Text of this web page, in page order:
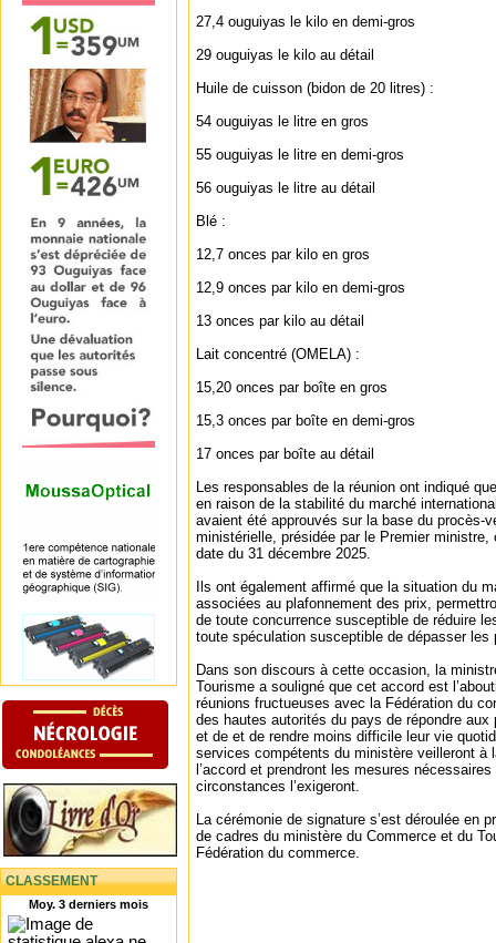
CLASSEMENT
Moy. 3 derniers mois
27,4 ouguiyas le kilo en demi-gros
29 ouguiyas le kilo au détail
Huile de cuisson (bidon de 20 litres) :
54 ouguiyas le litre en gros
55 ouguiyas le litre en demi-gros
56 ouguiyas le litre au détail
Blé :
12,7 onces par kilo en gros
12,9 onces par kilo en demi-gros
13 onces par kilo au détail
Lait concentré (OMELA) :
15,20 onces par boîte en gros
15,3 onces par boîte en demi-gros
17 onces par boîte au détail
Les responsables de la réunion ont indiqué
en raison de la stabilité du marché
avaient été approuvés sur la base du procès-
ministérielle, présidée par le Premier
date du 31 décembre 2025.
Ils ont également affirmé que la situation du
associées au plafonnement des prix,
de toute concurrence susceptible de réduire
toute spéculation susceptible de dépasser les
Dans son discours à cette occasion, la
Tourisme a souligné que cet accord est
réunions fructueuses avec la Fédération du
des hautes autorités du pays de répondre
et de et de rendre moins difficile leur vie
services compétents du ministère veilleront
l’accord et prendront les mesures
circonstances l’exigeront.
La cérémonie de signature s’est déroulée en
de cadres du ministère du Commerce et du
Fédération du commerce.